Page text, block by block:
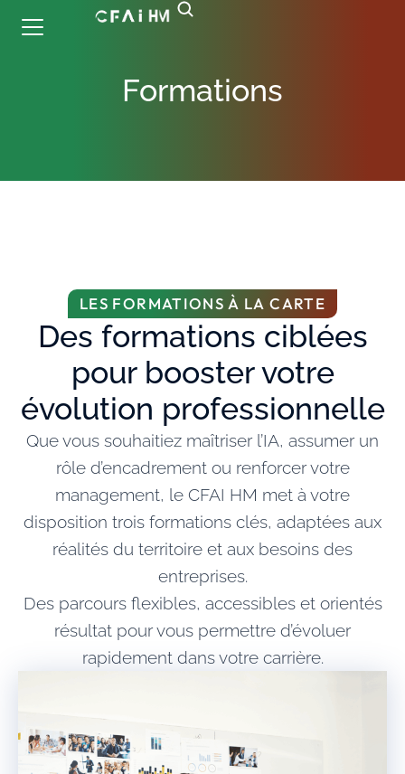
Formations
LES FORMATIONS À LA CARTE
Des formations ciblées
pour booster votre
évolution professionnelle
Que vous souhaitiez maîtriser l’IA, assumer un
rôle d’encadrement ou renforcer votre
management, le CFAI HM met à votre
disposition trois formations clés, adaptées aux
réalités du territoire et aux besoins des
entreprises.
Des parcours flexibles, accessibles et orientés
résultat pour vous permettre d’évoluer
rapidement dans votre carrière.